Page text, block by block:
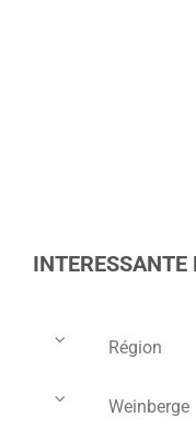
INTERESSANTE
Région
Weinberge